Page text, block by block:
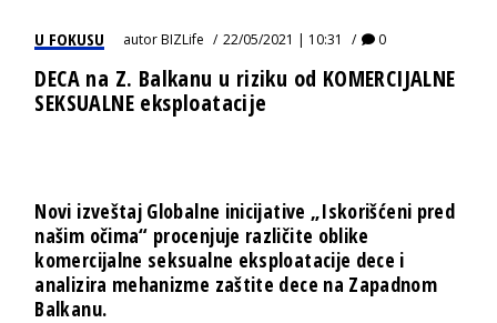
U FOKUSU autorBIZLife 22/05/2021 | 10:31 0
DECA na Z. Balkanu u riziku od KOMERCIJALNE
SEKSUALNE eksploatacije
Novi izveštaj Globalne inicijative „Iskorišćeni pred
našim očima“ procenjuje različite oblike
komercijalne seksualne eksploatacije dece i
analizira mehanizme zaštite dece na Zapadnom
Balkanu.